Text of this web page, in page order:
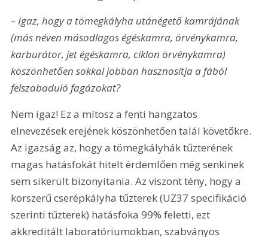
– Igaz, hogy a tömegkályha utánégető kamrájának
(más néven másodlagos égéskamra, örvénykamra,
karburátor, jet égéskamra, ciklon örvénykamra)
köszönhetően sokkal jobban hasznosítja a fából
felszabaduló fagázokat?
Nem igaz! Ez a mítosz a fenti hangzatos
elnevezések erejének köszönhetően talál követőkre.
Az igazság az, hogy a tömegkályhák tűzterének
magas hatásfokát hitelt érdemlően még senkinek
sem sikerült bizonyítania. Az viszont tény, hogy a
korszerű cserépkályha tűzterek (UZ37 specifikáció
szerinti tűzterek) hatásfoka 99% feletti, ezt
akkreditált laboratóriumokban, szabványos